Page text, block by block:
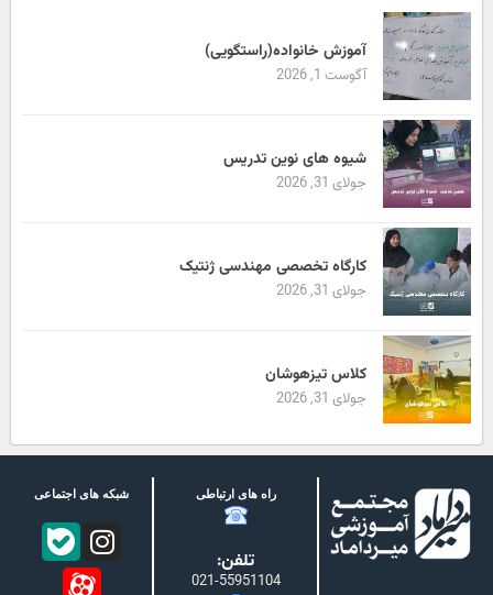
آموزش خانواده(راستگویی)
آگوست 1, 2026
شیوه های نوین تدریس
جولای 31, 2026
کارگاه تخصصی مهندسی ژنتیک
جولای 31, 2026
کلاس تیزهوشان
جولای 31, 2026
راه های ارتباطی
تلفن:
021-55951104
شبکه های اجتماعی